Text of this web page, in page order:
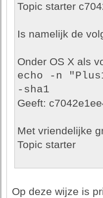
Topic starter
Is namelijk de
Onder OS X als
echo -n
-sha1
Geeft:
Met vriendelijke
Topic starter
Op deze wijze is